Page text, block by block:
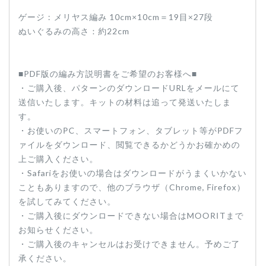
ゲージ：メリヤス編み 10cm×10cm＝19目×27段
ぬいぐるみの高さ：約22cm
■PDF版の編み方説明書をご希望のお客様へ■
・ご購入後、パターンのダウンロードURLをメールにて
送信いたします。キットの材料は追って発送いたしま
す。
・お使いのPC、スマートフォン、タブレット等がPDFフ
ァイルをダウンロード、閲覧できるかどうかお確かめの
上ご購入ください。
・Safariをお使いの場合はダウンロードがうまくいかない
こともありますので、他のブラウザ（Chrome, Firefox）
を試してみてください。
・ご購入後にダウンロードできない場合はMOORITまで
お知らせください。
・ご購入後のキャンセルはお受けできません。予めご了
承ください。